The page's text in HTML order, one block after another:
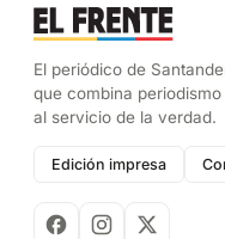
El periódico de
que combina
al servicio de la verdad.
Edición impresa